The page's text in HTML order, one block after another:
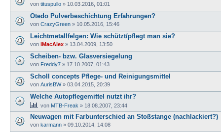
von tituspullo » 10.03.2016, 01:01
Otedo Pulverbeschichtung Erfahrungen?
von CrazyGreen » 10.05.2016, 15:46
Leichtmetallfelgen: Wie schützt/pflegt man sie?
von iMacAlex » 13.04.2009, 13:50
Scheiben- bzw. Glasversiegelung
von Freddy7 » 17.10.2007, 01:43
Scholl concepts Pflege- und Reinigungsmittel
von AurisBW» 03.04.2015, 20:39
Welche Autopflegemittel nutzt ihr?
von MTB-Freak » 18.08.2007, 23:44
Neuwagen mit Farbunterschied an Stoßstange (nachlackiert?)
von karmann » 09.10.2014, 14:08